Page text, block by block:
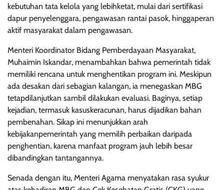
kebutuhan tata kelola yang lebihketat, mulai dari sertifikasi
dapur penyelenggara, pengawasan rantai pasok, hinggaperan
aktif masyarakat dalam pengawasan.
Menteri Koordinator Bidang Pemberdayaan Masyarakat,
Muhaimin Iskandar, menambahkan bahwa pemerintah tidak
memiliki rencana untuk menghentikan program ini. Meskipun
ada desakan dari sebagian kalangan, ia menegaskan MBG
tetapdilanjutkan sambil dilakukan evaluasi. Baginya, setiap
kejadian, termasuk kasuskeracunan, harus dijadikan bahan
pembenahan. Sikap ini menunjukkan arah
kebijakanpemerintah yang memilih perbaikan daripada
penghentian, karena manfaat program jauh lebih besar
dibandingkan tantangannya.
Senada dengan itu, Menteri Agama menyatakan rasa syukur